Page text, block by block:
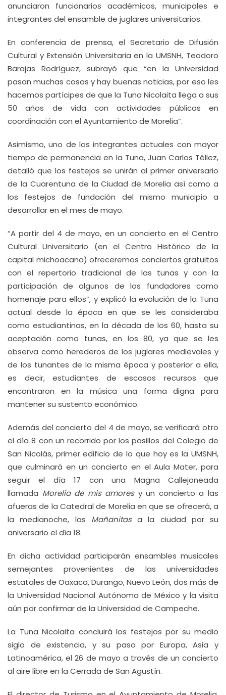
anunciaron funcionarios académicos, municipales e
integrantes del ensamble de juglares universitarios.
En conferencia de prensa, el Secretario de Difusión
Cultural y Extensión Universitaria en la UMSNH, Teodoro
Barajas Rodríguez, subrayó que “en la Universidad
pasan muchas cosas y hay buenas noticias, por eso les
hacemos partícipes de que la Tuna Nicolaita llega a sus
50 años de vida con actividades públicas en
coordinación con el Ayuntamiento de Morelia”.
Asimismo, uno de los integrantes actuales con mayor
tiempo de permanencia en la Tuna, Juan Carlos Téllez,
detalló que los festejos se unirán al primer aniversario
de la Cuarentuna de la Ciudad de Morelia así como a
los festejos de fundación del mismo municipio a
desarrollar en el mes de mayo.
“A partir del 4 de mayo, en un concierto en el Centro
Cultural Universitario (en el Centro Histórico de la
capital michoacana) ofreceremos conciertos gratuitos
con el repertorio tradicional de las tunas y con la
participación de algunos de los fundadores como
homenaje para ellos”, y explicó la evolución de la Tuna
actual desde la época en que se les consideraba
como estudiantinas, en la década de los 60, hasta su
aceptación como tunas, en los 80, ya que se les
observa como herederos de los juglares medievales y
de los tunantes de la misma época y posterior a ella,
es decir, estudiantes de escasos recursos que
encontraron en la música una forma digna para
mantener su sustento económico.
Además del concierto del 4 de mayo, se verificará otro
el día 8 con un recorrido por los pasillos del Colegio de
San Nicolás, primer edificio de lo que hoy es la UMSNH,
que culminará en un concierto en el Aula Mater, para
seguir el día 17 con una Magna Callejoneada
llamada Morelia de mis amoresy un concierto a las
afueras de la Catedral de Morelia en que se ofrecerá, a
la medianoche, las Mañanitasa la ciudad por su
aniversario el día 18.
En dicha actividad participarán ensambles musicales
semejantes provenientes de las universidades
estatales de Oaxaca, Durango, Nuevo León, dos más de
la Universidad Nacional Autónoma de México y la visita
aún por confirmar de la Universidad de Campeche.
La Tuna Nicolaita concluirá los festejos por su medio
siglo de existencia, y su paso por Europa, Asia y
Latinoamérica, el 26 de mayo a través de un concierto
al aire libre en la Cerrada de San Agustín.